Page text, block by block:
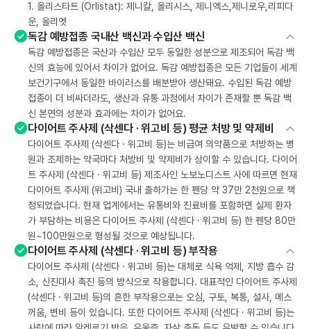
1. 올리스타트 (Orlistat): 제니칼, 올리시스, 제니엑스,제니로우,리피다
운, 올리엣
독감 예방접종 국내산 백신과 수입산 백신
독감 예방접종은 국산과 수입산 모두 동일한 성분으로 제조되어 독감 백
신의 효능에 있어서 차이가 없어요. 독감 예방접종은 모든 기업들이 세계
보건기구에서 동일한 바이러스를 배분받아 생산돼요. 수입된 독감 예방
접종이 더 비싸더라도, 생산과 유통 과정에서 차이가 존재할 뿐 독감 백
신 본연의 성분과 효과에는 차이가 없어요.
다이어트 주사제 (삭센다 · 위고비 등) 평균 처방 및 약제비
다이어트 주사제 (삭센다 · 위고비 등)는 비급여 의약품으로 처방하는 병
원과 조제하는 약국마다 처방비 및 약제비가 상이할 수 있습니다. 다이어
트 주사제 (삭센다 · 위고비 등) 제조사인 노보노디스트 사에 따르면 현재
다이어트 주사제 (위고비) 국내 출하가는 한 펜당 약 37만 2천원으로 책
정되었습니다. 현재 업계에서는 유통비와 진료비를 포함하면 실제 환자
가 부담하는 비용은 다이어트 주사제 (삭센다 · 위고비 등) 한 펜당 80만
원~100만원으로 형성될 것으로 예상됩니다.
다이어트 주사제 (삭센다 · 위고비 등) 부작용
다이어트 주사제 (삭센다 · 위고비 등)는 대체로 식욕 억제, 지방 흡수 감
소, 신진대사 촉진 등의 방식으로 작용합니다. 대표적인 다이어트 주사제
(삭센다 · 위고비 등)의 흔한 부작용으로는 오심, 구토, 복통, 설사, 메스
꺼움, 변비 등이 있습니다. 또한 다이어트 주사제 (삭센다 · 위고비 등)는